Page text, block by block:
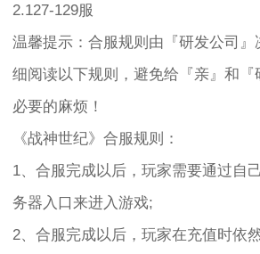
2.127-129服
温馨提示：合服规则由『研发公司
细阅读以下规则，避免给『亲』和『
必要的麻烦！
《战神世纪》合服规则：
1、合服完成以后，玩家需要通过自
务器入口来进入游戏;
2、合服完成以后，玩家在充值时依